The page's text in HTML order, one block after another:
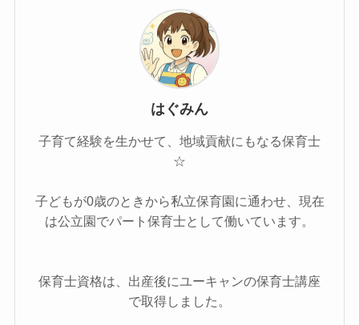
はぐみん
子育て経験を生かせて、地域貢献にもなる保育士
☆
子どもが0歳のときから私立保育園に通わせ、現在
は公立園でパート保育士として働いています。
保育士資格は、出産後にユーキャンの保育士講座
で取得しました。